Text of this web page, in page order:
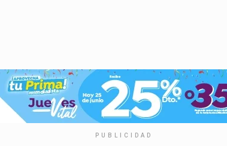
PUBLICIDAD